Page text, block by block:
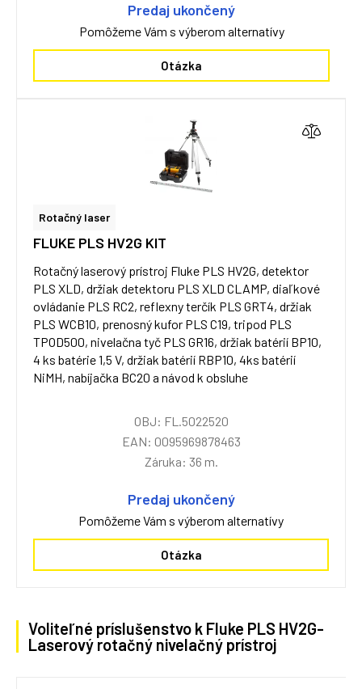
Predaj ukončený
Pomôžeme Vám s výberom alternatívy
Otázka
Rotačný laser
FLUKE PLS HV2G KIT
Rotačný laserový prístroj Fluke PLS HV2G, detektor
PLS XLD, držiak detektoru PLS XLD CLAMP, diaľkové
ovládanie PLS RC2, reflexny terčík PLS GRT4, držiak
PLS WCB10, prenosný kufor PLS C19, tripod PLS
TPOD500, nivelačna tyč PLS GR16, držiak batérií BP10,
4 ks batérie 1,5 V, držiak batérií RBP10, 4ks batérií
NiMH, nabíjačka BC20 a návod k obsluhe
OBJ: FL.5022520
EAN: 0095969878463
Záruka: 36 m.
Predaj ukončený
Pomôžeme Vám s výberom alternatívy
Otázka
Voliteľné príslušenstvo k Fluke PLS HV2G-
Laserový rotačný nivelačný prístroj